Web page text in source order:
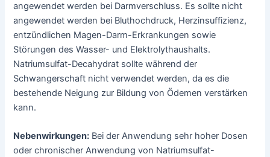
angewendet werden bei Darmverschluss. Es sollte nicht
angewendet werden bei Bluthochdruck, Herzinsuffizienz,
entzündlichen Magen-Darm-Erkrankungen sowie
Störungen des Wasser- und Elektrolythaushalts.
Natriumsulfat-Decahydrat sollte während der
Schwangerschaft nicht verwendet werden, da es die
bestehende Neigung zur Bildung von Ödemen verstärken
kann.
Nebenwirkungen: Bei der Anwendung sehr hoher Dosen
oder chronischer Anwendung von Natriumsulfat-